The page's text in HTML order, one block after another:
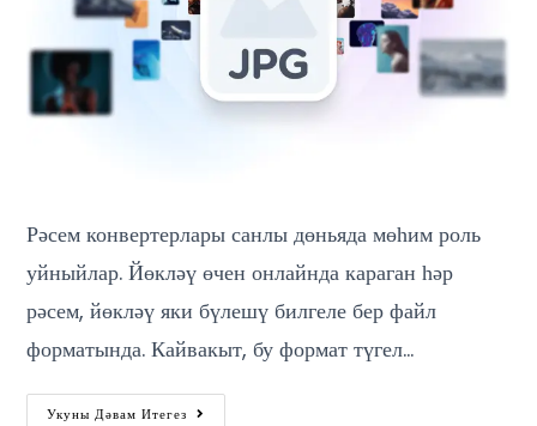
Рәсем конвертерлары санлы дөньяда мөһим роль
уйныйлар. Йөкләү өчен онлайнда караган һәр
рәсем, йөкләү яки бүлешү билгеле бер файл
форматында. Кайвакыт, бу формат түгел…
Укуны Дәвам Итегез